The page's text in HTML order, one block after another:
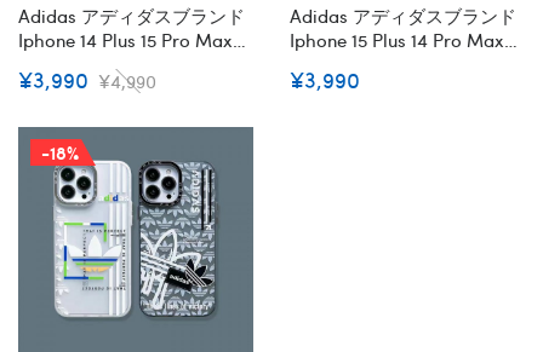
Adidas アディダスブランド
Iphone 14 Plus 15 Pro Maxケ
ースハイブランド アイフォ
ン15 14+ 13 Pro Max レディ
ブ愛用 Iphone 15 アイフォン
15 14 13pro Maxケース ジャ
ケットスマホケース コピー
セレブ愛用全機種対応ハイ
ブランドケース パロディ
¥3,990 ¥4,990
Adidas アディダスブランド
Iphone 15 Plus 14 Pro Maxケ
S22 S21 Plus Ultra サムソン
¥3,990
-18%